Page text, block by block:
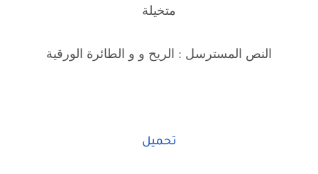
متخيلة
النص المسترسل : الريح و و الطائرة الورقية
تحميل